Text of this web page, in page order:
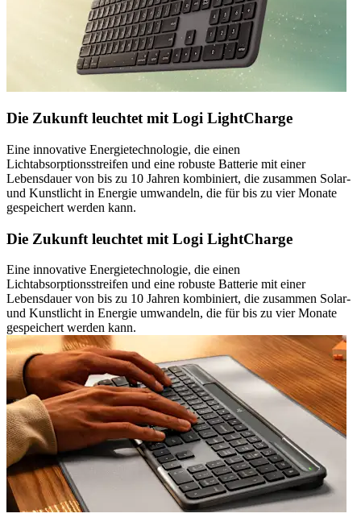
Die Zukunft leuchtet mit Logi LightCharge
Eine innovative Energietechnologie, die einen
Lichtabsorptionsstreifen und eine robuste Batterie mit einer
Lebensdauer von bis zu 10 Jahren kombiniert, die zusammen Solar-
und Kunstlicht in Energie umwandeln, die für bis zu vier Monate
gespeichert werden kann.
Die Zukunft leuchtet mit Logi LightCharge
Eine innovative Energietechnologie, die einen
Lichtabsorptionsstreifen und eine robuste Batterie mit einer
Lebensdauer von bis zu 10 Jahren kombiniert, die zusammen Solar-
und Kunstlicht in Energie umwandeln, die für bis zu vier Monate
gespeichert werden kann.